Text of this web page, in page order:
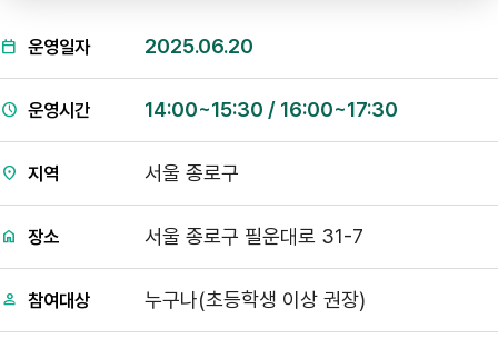
운영일자 2025.06.20
운영시간 14:00~15:30 / 16:00~17:30
지역 서울 종로구
장소 서울 종로구 필운대로 31-7
참여대상 누구나(초등학생 이상 권장)